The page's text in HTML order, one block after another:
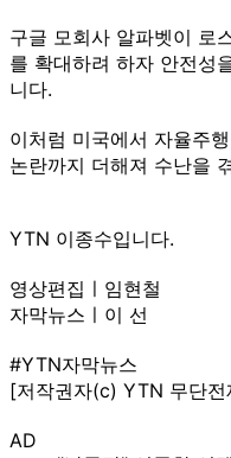
구글 모회사 알파벳이 로
를 확대하려 하자 안전성
니다.
이처럼 미국에서 자율주
논란까지 더해져 수난을
YTN 이종수입니다.
영상편집ㅣ임현철
자막뉴스ㅣ이 선
#YTN자막뉴스
[저작권자(c) YTN 무단
AD